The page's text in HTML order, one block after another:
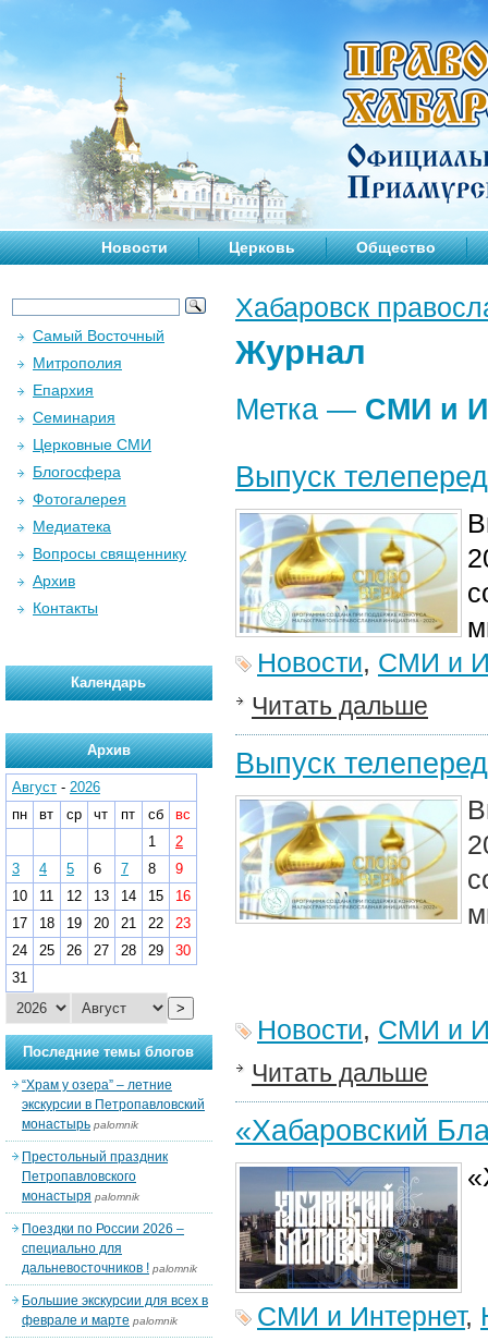
Новости Церковь Общество
Хабаровск
Журнал
Метка — СМИ и
Выпуск
Новости, СМИ и
Читать дальше
Выпуск
Новости, СМИ и
Читать дальше
«Хабаровский
СМИ и Интернет,
Самый Восточный
Митрополия
Епархия
Семинария
Церковные СМИ
Блогосфера
Фотогалерея
Медиатека
Вопросы священнику
Архив
Контакты
Календарь
Архив
Август - 2026
пн
вт ср чт пт сб
вс
1
2
3
4 5 6 7 8
9
10
11 12 13 14 15
16
17
18 19 20 21 22
23
24
25 26 27 28 29
30
31
>
Последние темы блогов
“Храм у озера” – летние
экскурсии в Петропавловский
монастырь palomnik
Престольный праздник
Петропавловского
монастыря palomnik
Поездки по России 2026 –
специально для
дальневосточников ! palomnik
Большие экскурсии для всех в
феврале и марте palomnik